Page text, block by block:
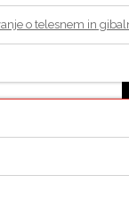
o telesnem in